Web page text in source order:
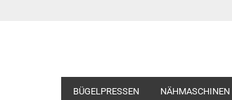
BÜGELPRESSEN NÄHMASCHINEN